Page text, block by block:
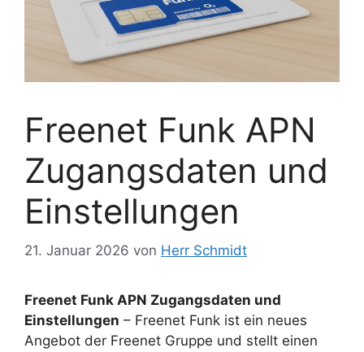
Freenet Funk APN
Zugangsdaten und
Einstellungen
21. Januar 2026 von Herr Schmidt
Freenet Funk APN Zugangsdaten und
Einstellungen – Freenet Funk ist ein neues
Angebot der Freenet Gruppe und stellt einen